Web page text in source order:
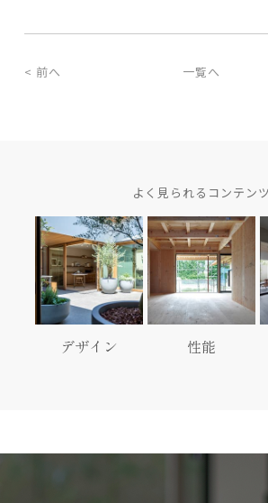
< 前へ 一覧へ
よく見られるコンテンツ
デザイン 性能